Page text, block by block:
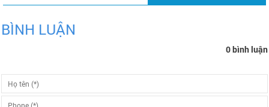
BÌNH LUẬN
0 bình luận